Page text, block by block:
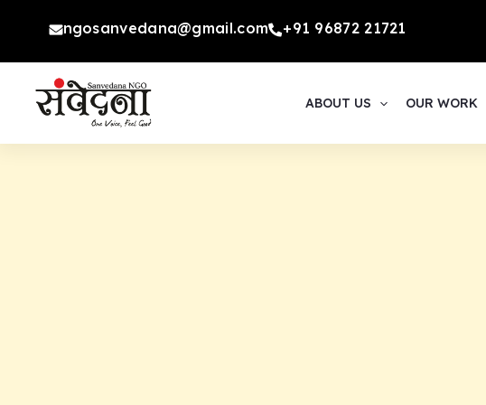
content
ngosanvedana@gmail.com +91 96872 21721
ABOUT US OUR WORK